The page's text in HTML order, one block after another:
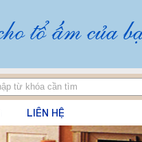
LIÊN HỆ